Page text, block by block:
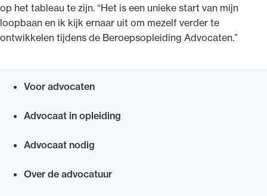
op het tableau te zijn. “Het is een unieke start van mijn
loopbaan en ik kijk ernaar uit om mezelf verder te
ontwikkelen tijdens de Beroepsopleiding Advocaten.”
Voor advocaten
Advocaat in opleiding
Advocaat nodig
Over de advocatuur